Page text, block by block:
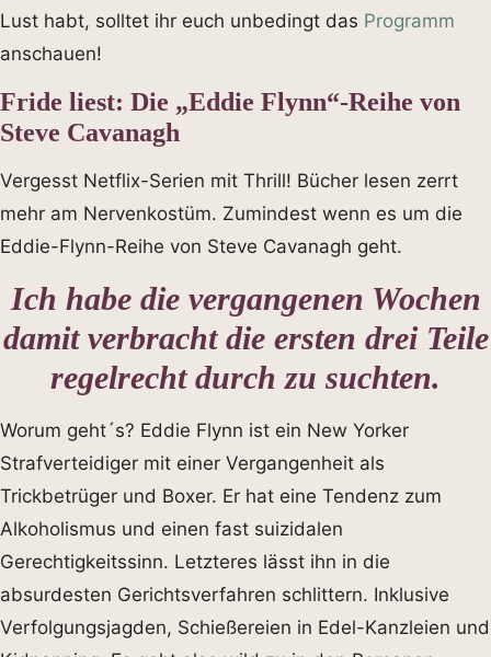
Lust habt, solltet ihr euch unbedingt das Programm
anschauen!
Fride liest: Die „Eddie Flynn“-Reihe von
Steve Cavanagh
Vergesst Netflix-Serien mit Thrill! Bücher lesen zerrt
mehr am Nervenkostüm. Zumindest wenn es um die
Eddie-Flynn-Reihe von Steve Cavanagh geht.
Ich habe die vergangenen Wochen
damit verbracht die ersten drei Teile
regelrecht durch zu suchten.
Worum geht´s? Eddie Flynn ist ein New Yorker
Strafverteidiger mit einer Vergangenheit als
Trickbetrüger und Boxer. Er hat eine Tendenz zum
Alkoholismus und einen fast suizidalen
Gerechtigkeitssinn. Letzteres lässt ihn in die
absurdesten Gerichtsverfahren schlittern. Inklusive
Verfolgungsjagden, Schießereien in Edel-Kanzleien und